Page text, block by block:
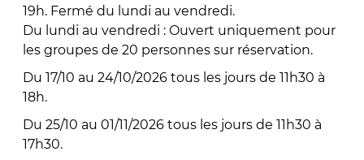
19h. Fermé du lundi au vendredi.
Du lundi au vendredi : Ouvert uniquement pour
les groupes de 20 personnes sur réservation.
Du 17/10 au 24/10/2026 tous les jours de 11h30 à
18h.
Du 25/10 au 01/11/2026 tous les jours de 11h30 à
17h30.